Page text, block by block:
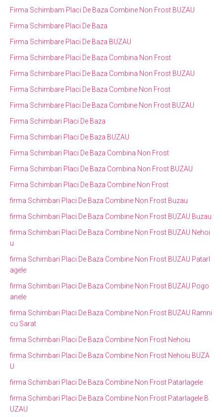
Firma Schimbam Placi De Baza Combine Non Frost BUZAU
Firma Schimbare Placi De Baza
Firma Schimbare Placi De Baza BUZAU
Firma Schimbare Placi De Baza Combina Non Frost
Firma Schimbare Placi De Baza Combina Non Frost BUZAU
Firma Schimbare Placi De Baza Combine Non Frost
Firma Schimbare Placi De Baza Combine Non Frost BUZAU
Firma Schimbari Placi De Baza
Firma Schimbari Placi De Baza BUZAU
Firma Schimbari Placi De Baza Combina Non Frost
Firma Schimbari Placi De Baza Combina Non Frost BUZAU
Firma Schimbari Placi De Baza Combine Non Frost
firma Schimbari Placi De Baza Combine Non Frost Buzau
firma Schimbari Placi De Baza Combine Non Frost BUZAU Buzau
firma Schimbari Placi De Baza Combine Non Frost BUZAU Nehoi
u
firma Schimbari Placi De Baza Combine Non Frost BUZAU Patarl
agele
firma Schimbari Placi De Baza Combine Non Frost BUZAU Pogo
anele
firma Schimbari Placi De Baza Combine Non Frost BUZAU Ramni
cu Sarat
firma Schimbari Placi De Baza Combine Non Frost Nehoiu
firma Schimbari Placi De Baza Combine Non Frost Nehoiu BUZA
U
firma Schimbari Placi De Baza Combine Non Frost Patarlagele
firma Schimbari Placi De Baza Combine Non Frost Patarlagele B
UZAU